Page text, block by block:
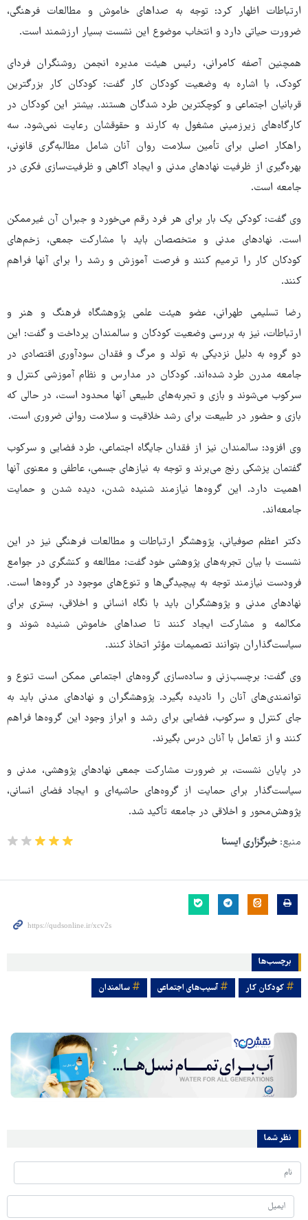
ارتباطات اظهار کرد: توجه به صداهای خاموش و مطالعات فرهنگی،
ضرورت حیاتی دارد و انتخاب موضوع این نشست بسیار ارزشمند است.
همچنین آصفه کامرانی، رئیس هیئت مدیره انجمن روشنگران فردای
کودک، با اشاره به وضعیت کودکان کار گفت: کودکان کار بزرگترین
قربانیان اجتماعی و کوچکترین طرد شدگان هستند. بیشتر این کودکان در
کارگاه‌های زیرزمینی مشغول به کارند و حقوقشان رعایت نمی‌شود. سه
راهکار اصلی برای تأمین سلامت روان آنان شامل مطالبه‌گری قانونی،
بهره‌گیری از ظرفیت نهادهای مدنی و ایجاد آگاهی و ظرفیت‌سازی فکری در
جامعه است.
وی گفت: کودکی یک بار برای هر فرد رقم می‌خورد و جبران آن غیرممکن
است. نهادهای مدنی و متخصصان باید با مشارکت جمعی، زخم‌های
کودکان کار را ترمیم کنند و فرصت آموزش و رشد را برای آنها فراهم
کنند.
رضا تسلیمی طهرانی، عضو هیئت علمی پژوهشگاه فرهنگ و هنر و
ارتباطات، نیز به بررسی وضعیت کودکان و سالمندان پرداخت و گفت: این
دو گروه به دلیل نزدیکی به تولد و مرگ و فقدان سودآوری اقتصادی در
جامعه مدرن طرد شده‌اند. کودکان در مدارس و نظام آموزشی کنترل و
سرکوب می‌شوند و بازی و تجربه‌های طبیعی آنها محدود است، در حالی که
بازی و حضور در طبیعت برای رشد خلاقیت و سلامت روانی ضروری است.
وی افزود: سالمندان نیز از فقدان جایگاه اجتماعی، طرد فضایی و سرکوب
گفتمان پزشکی رنج می‌برند و توجه به نیازهای جسمی، عاطفی و معنوی آنها
اهمیت دارد. این گروه‌ها نیازمند شنیده شدن، دیده شدن و حمایت
جامعه‌اند.
دکتر اعظم صوفیانی، پژوهشگر ارتباطات و مطالعات فرهنگی نیز در این
نشست با بیان تجربه‌های پژوهشی خود گفت: مطالعه و کنشگری در جوامع
فرودست نیازمند توجه به پیچیدگی‌ها و تنوع‌های موجود در گروه‌ها است.
نهادهای مدنی و پژوهشگران باید با نگاه انسانی و اخلاقی، بستری برای
مکالمه و مشارکت ایجاد کنند تا صداهای خاموش شنیده شوند و
سیاست‌گذاران بتوانند تصمیمات مؤثر اتخاذ کنند.
وی گفت: برچسب‌زنی و ساده‌سازی گروه‌های اجتماعی ممکن است تنوع و
توانمندی‌های آنان را نادیده بگیرد. پژوهشگران و نهادهای مدنی باید به
جای کنترل و سرکوب، فضایی برای رشد و ابراز وجود این گروه‌ها فراهم
کنند و از تعامل با آنان درس بگیرند.
در پایان نشست، بر ضرورت مشارکت جمعی نهادهای پژوهشی، مدنی و
سیاست‌گذار برای حمایت از گروه‌های حاشیه‌ای و ایجاد فضای انسانی،
پژوهش‌محور و اخلاقی در جامعه تأکید شد.
منبع: خبرگزاری ایسنا
برچسب‌ها
کودکان کار آسیب‌های اجتماعی سالمندان
نظر شما